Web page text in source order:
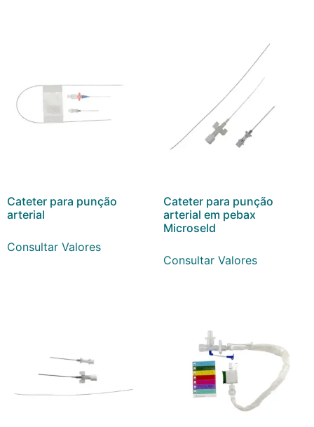
Cateter para punção
arterial
Consultar Valores
Cateter para punção
arterial em pebax
Microseld
Consultar Valores